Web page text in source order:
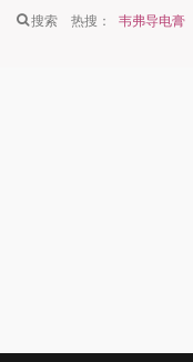
搜索 热搜： 韦弗导电膏